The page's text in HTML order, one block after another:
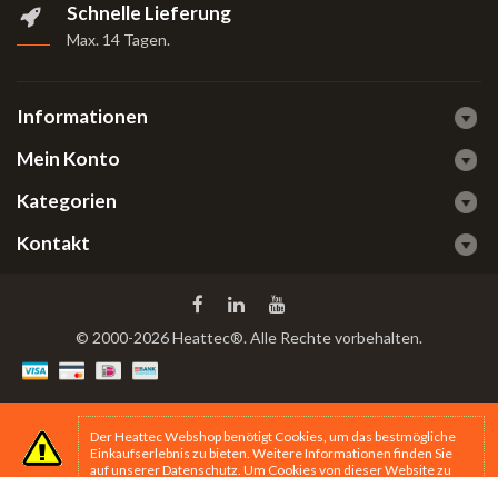
Schnelle Lieferung
Max. 14 Tagen.
Informationen
Mein Konto
Kategorien
Kontakt
© 2000-2026 Heattec®. Alle Rechte vorbehalten.
Der Heattec Webshop benötigt Cookies, um das bestmögliche
Einkaufserlebnis zu bieten. Weitere Informationen finden Sie
auf unsererDatenschutz. Um Cookies von dieser Website zu